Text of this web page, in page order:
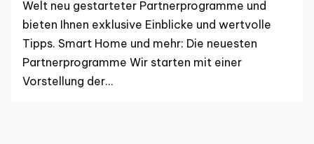
Welt neu gestarteter Partnerprogramme und
bieten Ihnen exklusive Einblicke und wertvolle
Tipps. Smart Home und mehr: Die neuesten
Partnerprogramme Wir starten mit einer
Vorstellung der…